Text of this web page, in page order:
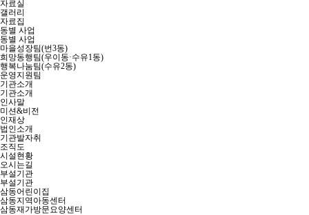
자료실
갤러리
자료집
동별 사업
동별 사업
마을성장팀(번3동)
희망동행팀(우이동·수유1동)
행복나눔팀(수유2동)
운영지원팀
기관소개
기관소개
인사말
미션&비전
인재상
법인소개
기관발자취
조직도
시설현황
오시는길
부설기관
부설기관
삼동어린이집
삼동지역아동센터
삼동재가방문요양센터